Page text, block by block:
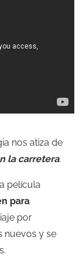
nos atiza de
la carretera.
película
para
por
nuevos y se